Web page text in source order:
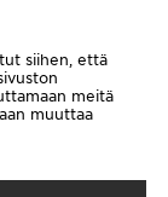
JD Blog
siihen, että
meitä
muuttaa